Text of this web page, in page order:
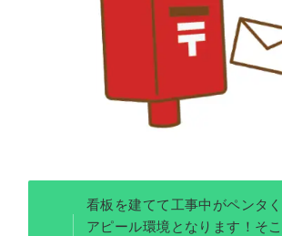
看板を建てて工事中がペンタ
アピール環境となります！そ